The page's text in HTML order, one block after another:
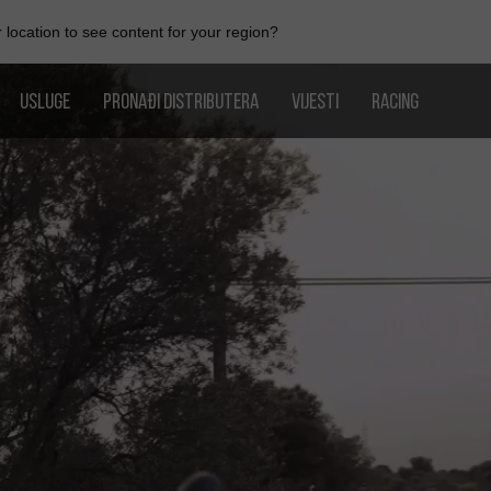
to see content for your region?
USLUGE PRONAĐI DISTRIBUTERA VIJESTI RACING